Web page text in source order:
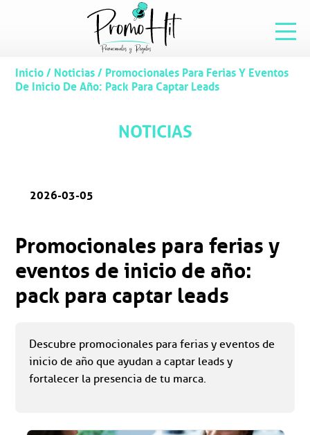
Inicio/ Noticias/ Promocionales Para Ferias Y Eventos
De Inicio De Año: Pack Para Captar Leads
NOTICIAS
2026-03-05
Promocionales para ferias y
eventos de inicio de año:
pack para captar leads
Descubre promocionales para ferias y eventos de
inicio de año que ayudan a captar leads y
fortalecer la presencia de tu marca.